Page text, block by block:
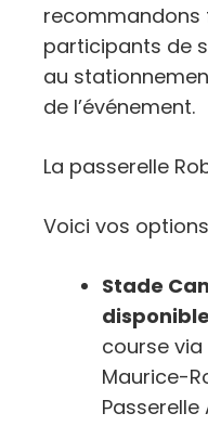
recommandons
participants de
au
de l’événement.
La passerelle
Voici vos
Stade
course
Maurice-